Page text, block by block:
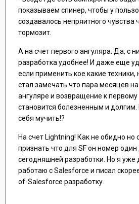
показываем спинер, чтобы у
создавалось непряитного чувства
тормозит.
А на счет первого ангуляра. Да, с
разработка удобнее! И даже еще
если применить кое какие техники,
стал замечать что пара месяцев
ангуляре и возвращение к первому
становится болезненным и долгим.
себя мучить!?
На счет Lightning! Как не обидно но
признать что для SF он номер один
сегодняшней разработки. Но я уже
работаю с Salesforce и писал
of-Salesforce разработку.